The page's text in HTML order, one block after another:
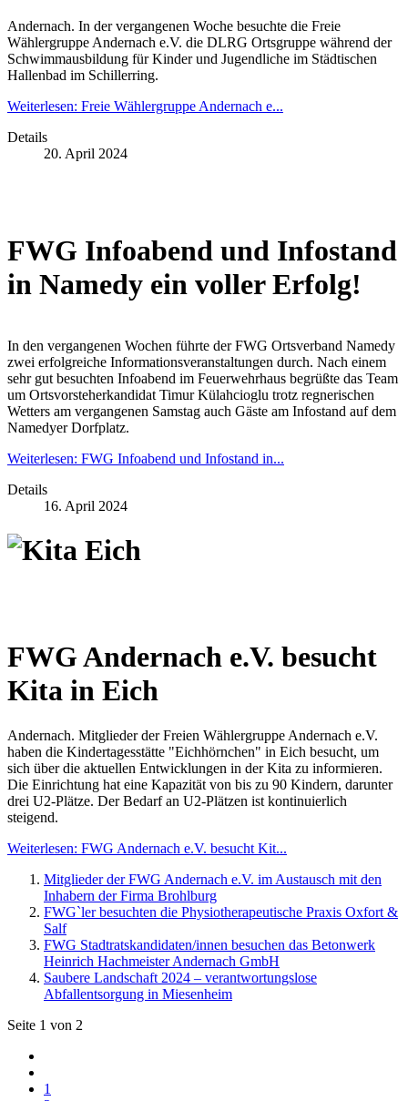
Andernach. In der vergangenen Woche besuchte die Freie
Wählergruppe Andernach e.V. die DLRG Ortsgruppe während der
Schwimmausbildung für Kinder und Jugendliche im Städtischen
Hallenbad im Schillerring.
Weiterlesen: Freie Wählergruppe Andernach e...
Details
20. April 2024
FWG Infoabend und Infostand
in Namedy ein voller Erfolg!
In den vergangenen Wochen führte der FWG Ortsverband Namedy
zwei erfolgreiche Informationsveranstaltungen durch. Nach einem
sehr gut besuchten Infoabend im Feuerwehrhaus begrüßte das Team
um Ortsvorsteherkandidat Timur Külahcioglu trotz regnerischen
Wetters am vergangenen Samstag auch Gäste am Infostand auf dem
Namedyer Dorfplatz.
Weiterlesen: FWG Infoabend und Infostand in...
Details
16. April 2024
FWG Andernach e.V. besucht
Kita in Eich
Andernach. Mitglieder der Freien Wählergruppe Andernach e.V.
haben die Kindertagesstätte "Eichhörnchen" in Eich besucht, um
sich über die aktuellen Entwicklungen in der Kita zu informieren.
Die Einrichtung hat eine Kapazität von bis zu 90 Kindern, darunter
drei U2-Plätze. Der Bedarf an U2-Plätzen ist kontinuierlich
steigend.
Weiterlesen: FWG Andernach e.V. besucht Kit...
Mitglieder der FWG Andernach e.V. im Austausch mit den
Inhabern der Firma Brohlburg
FWG`ler besuchten die Physiotherapeutische Praxis Oxfort &
Salf
FWG Stadtratskandidaten/innen besuchen das Betonwerk
Heinrich Hachmeister Andernach GmbH
Saubere Landschaft 2024 – verantwortungslose
Abfallentsorgung in Miesenheim
Seite 1 von 2
1